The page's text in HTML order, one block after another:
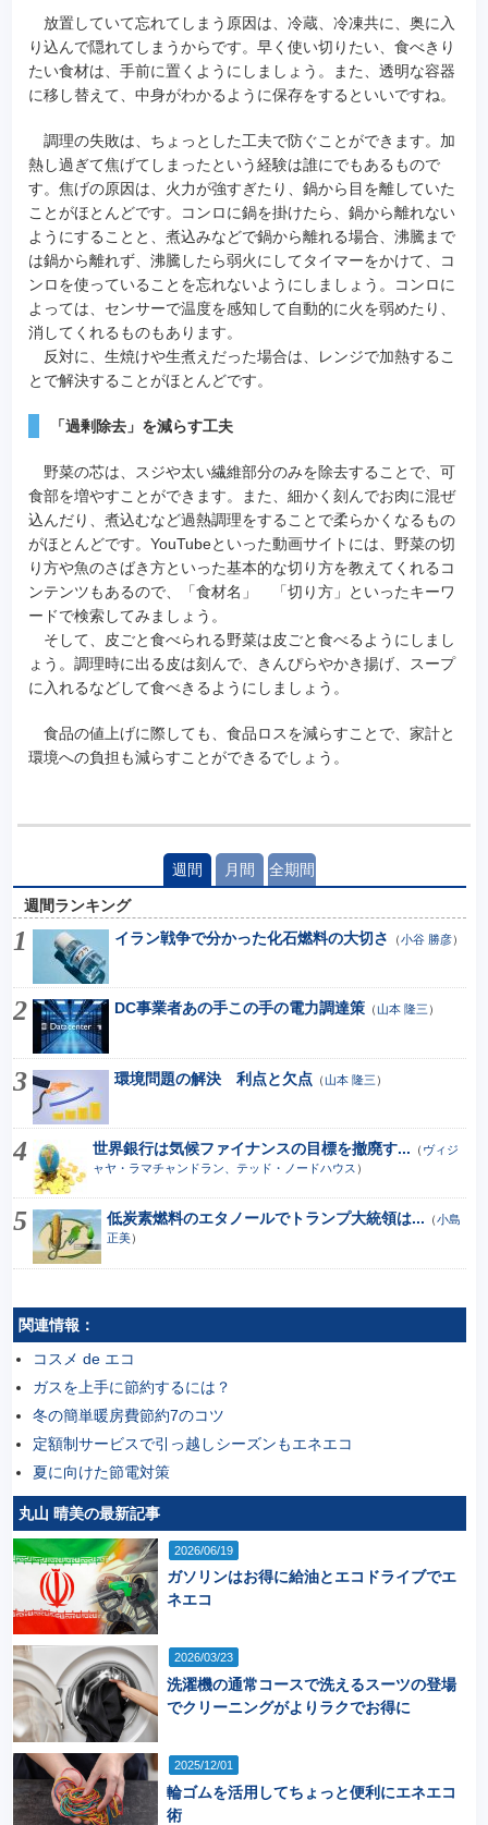
放置していて忘れてしまう原因は、冷蔵、冷凍共に、奥に入
り込んで隠れてしまうからです。早く使い切りたい、食べきり
たい食材は、手前に置くようにしましょう。また、透明な容器
に移し替えて、中身がわかるように保存をするといいですね。
調理の失敗は、ちょっとした工夫で防ぐことができます。加
熱し過ぎて焦げてしまったという経験は誰にでもあるもので
す。焦げの原因は、火力が強すぎたり、鍋から目を離していた
ことがほとんどです。コンロに鍋を掛けたら、鍋から離れない
ようにすることと、煮込みなどで鍋から離れる場合、沸騰まで
は鍋から離れず、沸騰したら弱火にしてタイマーをかけて、コ
ンロを使っていることを忘れないようにしましょう。コンロに
よっては、センサーで温度を感知して自動的に火を弱めたり、
消してくれるものもあります。
反対に、生焼けや生煮えだった場合は、レンジで加熱するこ
とで解決することがほとんどです。
「過剰除去」を減らす工夫
野菜の芯は、スジや太い繊維部分のみを除去することで、可
食部を増やすことができます。また、細かく刻んでお肉に混ぜ
込んだり、煮込むなど過熱調理をすることで柔らかくなるもの
がほとんどです。YouTubeといった動画サイトには、野菜の切
り方や魚のさばき方といった基本的な切り方を教えてくれるコ
ンテンツもあるので、「食材名」 「切り方」といったキーワ
ードで検索してみましょう。
そして、皮ごと食べられる野菜は皮ごと食べるようにしまし
ょう。調理時に出る皮は刻んで、きんぴらやかき揚げ、スープ
に入れるなどして食べきるようにしましょう。
食品の値上げに際しても、食品ロスを減らすことで、家計と
環境への負担も減らすことができるでしょう。
週間 月間 全期間
週間ランキング
イラン戦争で分かった化石燃料の大切さ
（小谷 勝彦）
DC事業者あの手この手の電力調達策（山本 隆三 ）
環境問題の解決 利点と欠点 （山本 隆三 ）
世界銀行は気候ファイナンスの目標を撤廃す... （ ヴィジ
ャヤ・ラマチャンドラン、テッド・ノードハウス ）
低炭素燃料のエタノールでトランプ大統領は... （小島
正美）
関連情報：
コスメ de エコ
ガスを上手に節約するには？
冬の簡単暖房費節約7のコツ
定額制サービスで引っ越しシーズンもエネエコ
夏に向けた節電対策
丸山 晴美の最新記事
2026/06/19
ガソリンはお得に給油とエコドライブでエ
ネエコ
2026/03/23
洗濯機の通常コースで洗えるスーツの登場
でクリーニングがよりラクでお得に
2025/12/01
輪ゴムを活用してちょっと便利にエネエコ
術